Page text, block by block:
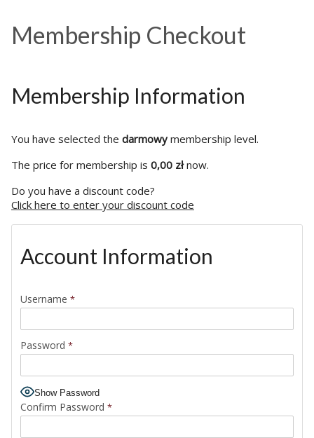
o nas
Membership Checkout
Membership Information
You have selected the darmowy membership level.
The price for membership is 0,00 złnow.
Do you have a discount code?
Click here to enter your discount code
Account Information
Username *
Password *
Show Password
Confirm Password *